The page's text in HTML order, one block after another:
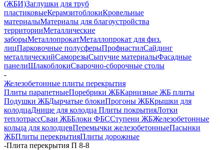
(ЖБИ)Заглушки для труб
пластиковыеКерамзитоблокиКровельные
материалыМатериалы для благоустройства
территорииМеталлические
заборыМеталлопрокатМеталлопрокат для физ.
лицПарковочные полусферыПрофнастилСайдинг
металлическийСаморезыСыпучие материалыФасадные
панелиШлакоблокиСварочно-сборочные столы
-
Железобетонные плиты перекрытия
Плиты парапетныеПоребрики ЖБКарнизные ЖБ плиты
Подушки ЖБДырчатые блокиПрогоны ЖБКрышки для
колодцаДнище для колодца Плиты покрытияЛотки
теплотрассСваи ЖББлоки ФБССтупени ЖБЖелезобетонные
кольца для колодцевПеремычки железобетонныеПасынки
ЖБПлиты перекрытияПлиты дорожные
-Плита перекрытия П 8-8